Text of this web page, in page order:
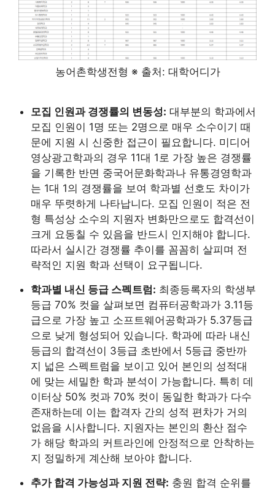
농어촌학생전형 ※ 출처: 대학어디가
모집 인원과 경쟁률의 변동성: 대부분의 학과에서
모집 인원이 1명 또는 2명으로 매우 소수이기 때
문에 지원 시 신중한 접근이 필요합니다. 미디어
영상광고학과의 경우 11대 1로 가장 높은 경쟁률
을 기록한 반면 중국어문화학과나 유통경영학과
는 1대 1의 경쟁률을 보여 학과별 선호도 차이가
매우 뚜렷하게 나타납니다. 모집 인원이 적은 전
형 특성상 소수의 지원자 변화만으로도 합격선이
크게 요동칠 수 있음을 반드시 인지해야 합니다.
따라서 실시간 경쟁률 추이를 꼼꼼히 살피며 전
략적인 지원 학과 선택이 요구됩니다.
학과별 내신 등급 스펙트럼: 최종등록자의 학생부
등급 70% 컷을 살펴보면 컴퓨터공학과가 3.11등
급으로 가장 높고 소프트웨어공학과가 5.37등급
으로 낮게 형성되어 있습니다. 학과에 따라 내신
등급의 합격선이 3등급 초반에서 5등급 중반까
지 넓은 스펙트럼을 보이고 있어 본인의 성적대
에 맞는 세밀한 학과 분석이 가능합니다. 특히 데
이터상 50% 컷과 70% 컷이 동일한 학과가 다수
존재하는데 이는 합격자 간의 성적 편차가 거의
없음을 시사합니다. 지원자는 본인의 환산 점수
가 해당 학과의 커트라인에 안정적으로 안착하는
지 정밀하게 계산해 보아야 합니다.
추가 합격 가능성과 지원 전략: 충원 합격 순위를